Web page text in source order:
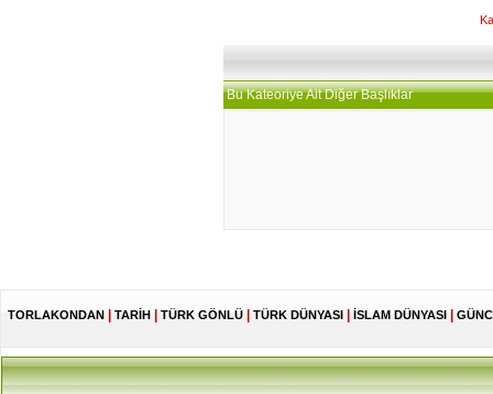
Bu Kateoriye Ait Diğer Başlıklar
TORLAKONDAN TARİH TÜRK GÖNLÜ TÜRK DÜNYASI İSLAM DÜNYASI